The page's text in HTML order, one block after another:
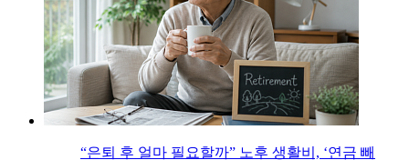
“은퇴 후 얼마 필요할까” 노후 생활비, ‘연금 빼